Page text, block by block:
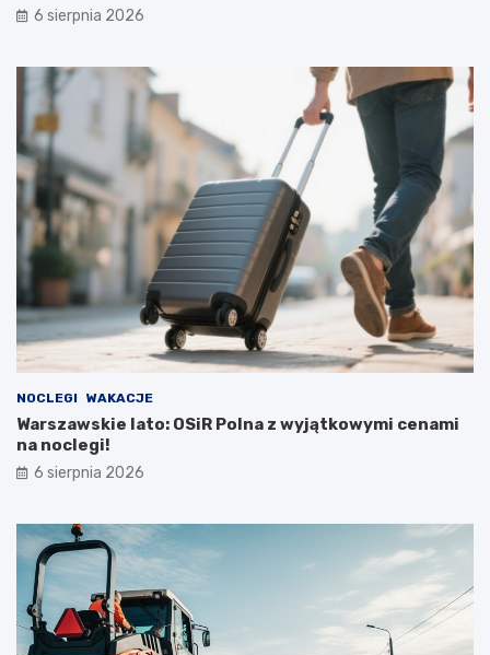
6 sierpnia 2026
NOCLEGI WAKACJE
Warszawskie lato: OSiR Polna z wyjątkowymi cenami
na noclegi!
6 sierpnia 2026